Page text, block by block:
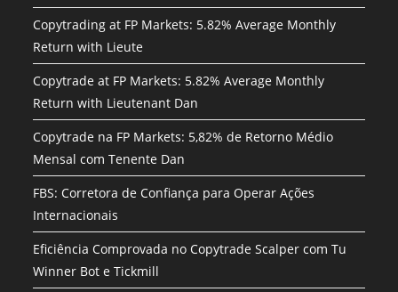
Copytrading at FP Markets: 5.82% Average Monthly
Return with Lieute
Copytrade at FP Markets: 5.82% Average Monthly
Return with Lieutenant Dan
Copytrade na FP Markets: 5,82% de Retorno Médio
Mensal com Tenente Dan
FBS: Corretora de Confiança para Operar Ações
Internacionais
Eficiência Comprovada no Copytrade Scalper com Tu
Winner Bot e Tickmill